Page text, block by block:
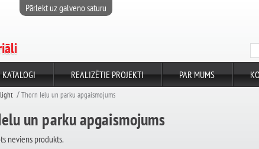
Pārlekt uz galveno saturu
KATALOGI REALIZĒTIE PROJEKTI PAR MUMS
Thorn Ielu un parku apgaismojums
un parku apgaismojums
neviens produkts.